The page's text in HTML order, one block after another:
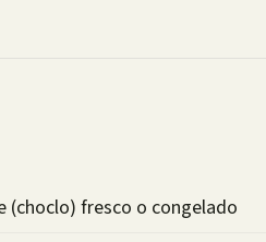
(choclo) fresco o congelado